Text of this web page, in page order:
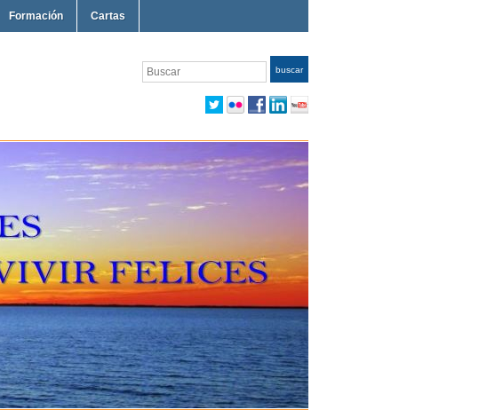
Formación Cartas
Buscar buscar